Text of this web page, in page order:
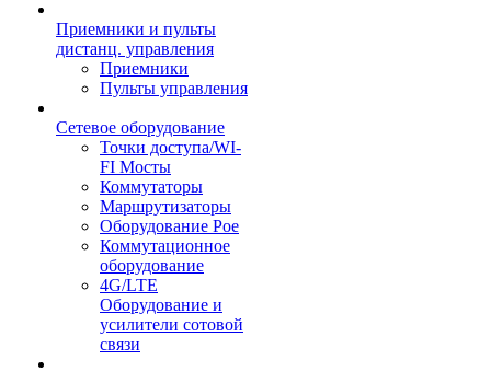
Приемники и пульты
дистанц. управления
Приемники
Пульты управления
Сетевое оборудование
Точки доступа/WI-
FI Мосты
Коммутаторы
Маршрутизаторы
Оборудование Poe
Коммутационное
оборудование
4G/LTE
Оборудование и
усилители сотовой
связи